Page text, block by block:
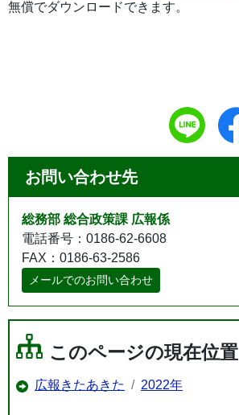
無償でダウンロードできます。
お問い合わせ先
総務部 総合政策課 広報係
電話番号：0186-62-6608
FAX：0186-63-2586
メールでのお問い合わせ
このページの現在位置
広報きたあきた 2022年